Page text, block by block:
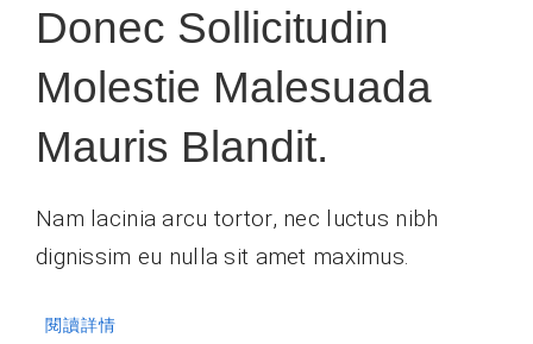
Donec Sollicitudin
Molestie Malesuada
Mauris Blandit.
Nam lacinia arcu tortor, nec luctus nibh
dignissim eu nulla sit amet maximus.
閱讀詳情